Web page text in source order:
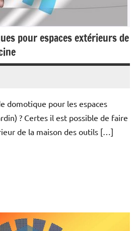
pour espaces extérieurs de
domotique pour les espaces
? Certes il est possible de faire
de la maison des outils […]